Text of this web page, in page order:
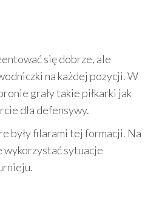
się dobrze, ale
na każdej pozycji. W
grały takie piłkarki jak
dla defensywy.
były filarami tej formacji. Na
wykorzystać sytuacje